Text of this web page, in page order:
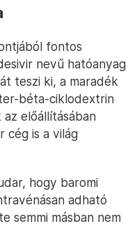
fontos
nevű hatóanyag
teszi ki, a maradék
béta-ciklodextrin
előállításában
cég is a világ
hogy baromi
adható
semmi másban nem